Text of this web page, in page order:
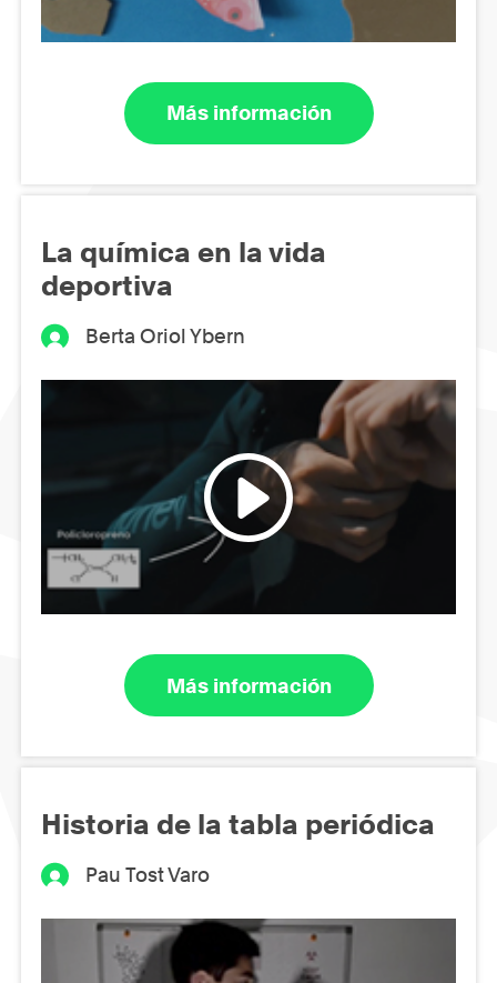
Más información
La química en la vida
deportiva
Berta Oriol Ybern
Más información
Historia de la tabla periódica
Pau Tost Varo